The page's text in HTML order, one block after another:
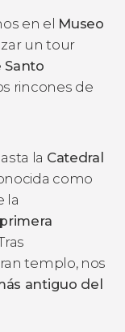
en el Museo
un tour
Santo
rincones de
la Catedral
como
la
primera
templo, nos
antiguo del